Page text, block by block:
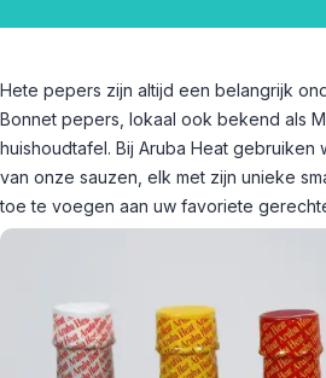
Hete pepers zijn altijd een belangrijk
Bonnet pepers, lokaal ook bekend als
huishoudtafel. Bij Aruba Heat
van onze sauzen, elk met zijn unieke
toe te voegen aan uw favoriete